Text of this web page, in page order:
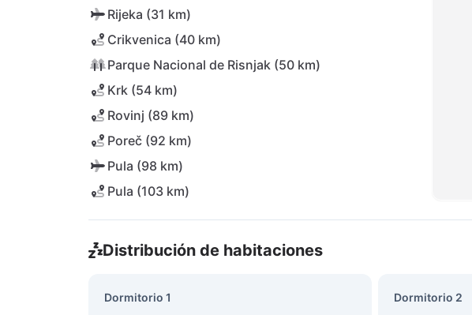
Rijeka (31 km)
Crikvenica (40 km)
Parque Nacional de Risnjak (50 km)
Krk (54 km)
Rovinj (89 km)
Poreč (92 km)
Pula (98 km)
Pula (103 km)
Distribución de habitaciones
Dormitorio 1 Dormitorio 2